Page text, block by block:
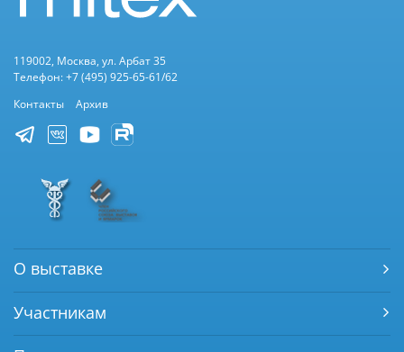
119002, Москва, ул. Арбат 35
Телефон: +7 (495) 925-65-61/62
Контакты
Архив
О выставке
Участникам